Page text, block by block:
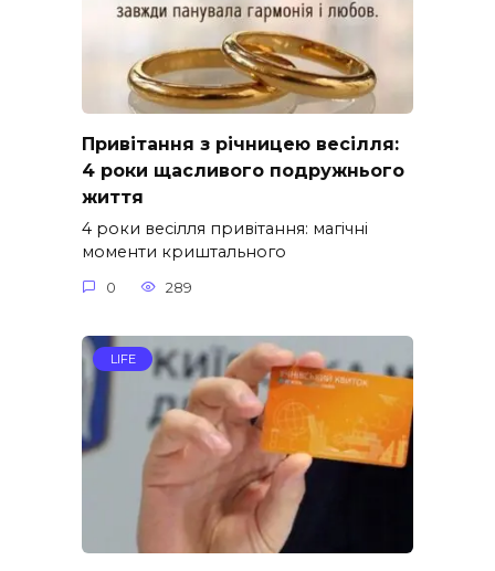
Привітання з річницею весілля:
4 роки щасливого подружнього
життя
4 роки весілля привітання: магічні
моменти криштального
0 289
LIFE